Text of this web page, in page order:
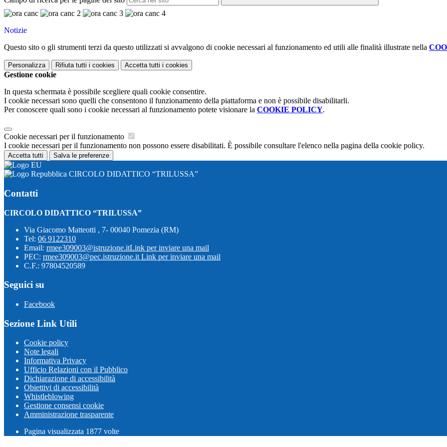
Notizie
Questo sito o gli strumenti terzi da questo utilizzati si avvalgono di cookie necessari al funzionamento ed utili alle finalità illustrate nella
Personalizza Rifiuta tutti i cookies Accetta tutti i cookies
Gestione cookie
In questa schermata è possibile scegliere quali cookie consentire.
I cookie necessari sono quelli che consentono il funzionamento della piattaforma e non è possibile disabilitarli.
Per conoscere quali sono i cookie necessari al funzionamento potete visionare la COOKIE POLICY.
Cookie necessari per il funzionamento
I cookie necessari per il funzionamento non possono essere disabilitati. È possibile consultare l'elenco nella pagina della cookie policy.
Accetta tutti Salva le preferenze
CIRCOLO DIDATTICO “TRILUSSA”
Contatti
CIRCOLO DIDATTICO “TRILUSSA”
Via Giacomo Matteotti , 7- 00040 Pomezia (RM)
Tel: 06 9122310
Email: rmee309003@istruzione.itLink per inviare una mail
PEC: rmee309003@pec.istruzione.it Link per inviare una mail
C.F.: 97804520589
Seguici su
Facebook
Sezione Link Utili
Cookie policy
Note legali
Informativa Privacy
Ufficio Relazioni con il Pubblico
Dichiarazione di accessibilità
Obiettivi di accessibilità
Whistleblowing
Gestione consensi cookie
Amministrazione trasparente
Pagina visualizzata 1877 volte